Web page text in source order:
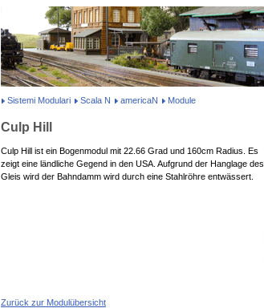
Sistemi Modulari Scala N americaN Module
Culp Hill
Culp Hill ist ein Bogenmodul mit 22.66 Grad und 160cm Radius. Es
zeigt eine ländliche Gegend in den USA. Aufgrund der Hanglage des
Gleis wird der Bahndamm wird durch eine Stahlröhre entwässert.
Zurück zur Modulübersicht